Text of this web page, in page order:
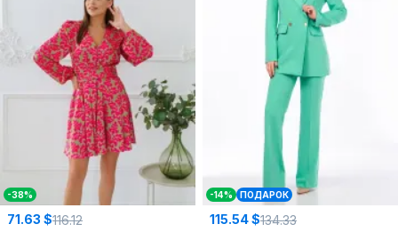
-38%
71.63 $116.12
-14% ПОДАРОК
115.54 $134.33